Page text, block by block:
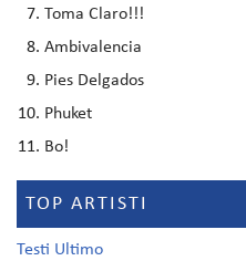
Toma Claro!!!
Ambivalencia
Pies Delgados
Phuket
Bo!
TOP ARTISTI
Testi Ultimo